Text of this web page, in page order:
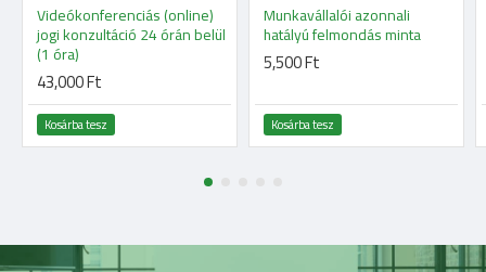
Videókonferenciás (online)
jogi konzultáció 24 órán belül
(1 óra)
43,000 Ft
Kosárba tesz
Munkavállalói azonnali
hatályú felmondás minta
5,500 Ft
Kosárba tesz